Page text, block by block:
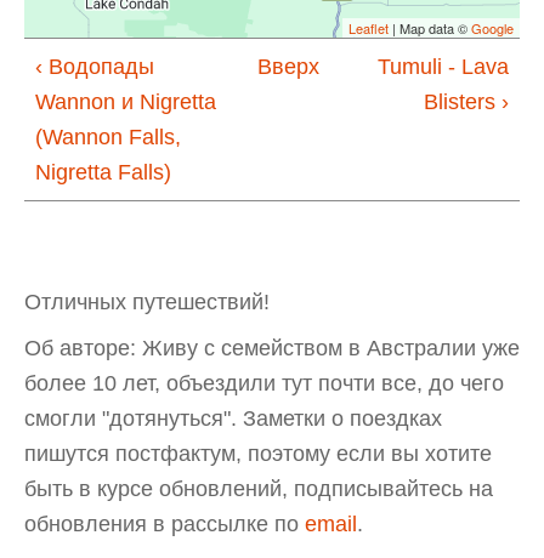
Leaflet | Map data ©Google
‹ Водопады
Wannon и Nigretta
(Wannon Falls,
Nigretta Falls)
Вверх
Tumuli - Lava
Blisters ›
Отличных путешествий!
Об авторе: Живу с семейством в Австралии уже
более 10 лет, объездили тут почти все, до чего
смогли "дотянуться". Заметки о поездках
пишутся постфактум, поэтому если вы хотите
быть в курсе обновлений, подписывайтесь на
обновления в рассылке по email .